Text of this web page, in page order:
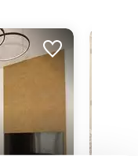
Eller send sms
公寓，步行 5 分
的新 2 室公寓的